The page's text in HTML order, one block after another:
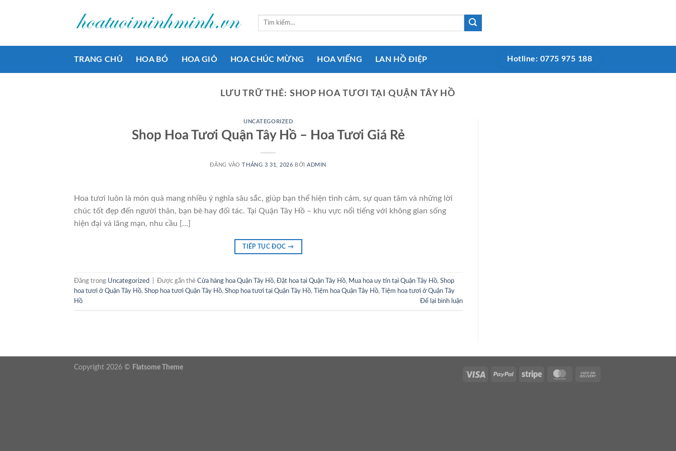
Tìm
TRANG CHỦ HOA BÓ HOA GIỎ HOA CHÚC MỪNG HOA VIẾNG LAN HỒ ĐIỆP Hotline: 0775 975 188
LƯU TRỮ THẺ: SHOP HOA TƯƠI TẠI QUẬN TÂY HỒ
UNCATEGORIZED
Shop Hoa Tươi Quận Tây Hồ – Hoa Tươi Giá Rẻ
ĐĂNG VÀOTHÁNG 3 31, 2026 BỞIADMIN
Hoa tươi luôn là món quà mang nhiều ý nghĩa sâu sắc, giúp bạn thể hiện tình cảm, sự quan tâm và những lời
chúc tốt đẹp đến người thân, bạn bè hay đối tác. Tại Quận Tây Hồ – khu vực nổi tiếng với không gian sống
hiện đại và lãng mạn, nhu cầu […]
TIẾP TỤC ĐỌC →
Đăng trong Uncategorized Được gắn thẻ Cửa hàng hoa Quận Tây Hồ, Đặt hoa tại Quận Tây Hồ, Mua hoa uy tín tại Quận Tây Hồ, Shop
hoa tươi ở Quận Tây Hồ, Shop hoa tươi Quận Tây Hồ, Shop hoa tươi tại Quận Tây Hồ, Tiệm hoa Quận Tây Hồ,
Tiệm hoa tươi ở Quận Tây
Hồ
Để lại bình luận
Copyright 2026 © Flatsome Theme